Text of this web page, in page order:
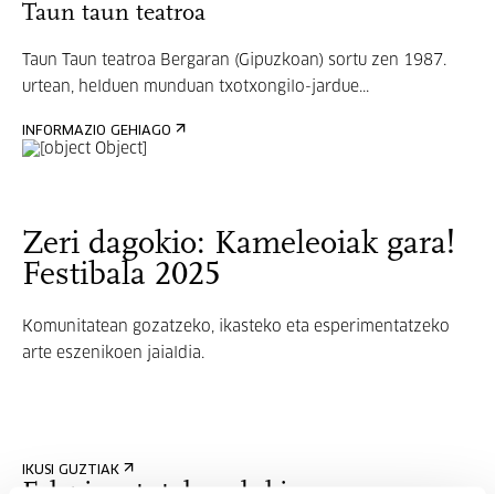
Taun taun teatroa
Taun Taun teatroa Bergaran (Gipuzkoan) sortu zen 1987.
urtean, helduen munduan txotxongilo-jardue...
INFORMAZIO GEHIAGO
Zeri dagokio: Kameleoiak gara!
Festibala 2025
Komunitatean gozatzeko, ikasteko eta esperimentatzeko
arte eszenikoen jaialdia.
IKUSI GUZTIAK